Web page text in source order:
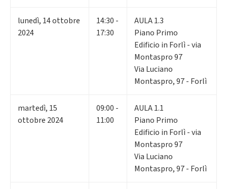
lunedì, 14ottobre
2024
14:30 -
17:30
AULA 1.3
Piano Primo
Edificio in Forlì - via
Montaspro 97
Via Luciano
Montaspro, 97 - Forlì
martedì, 15
ottobre 2024
09:00 -
11:00
AULA 1.1
Piano Primo
Edificio in Forlì - via
Montaspro 97
Via Luciano
Montaspro, 97 - Forlì